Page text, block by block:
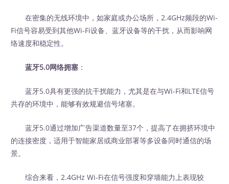
在密集的无线环境中，如家庭或办公场所，2.4GHz频段的Wi-
Fi信号容易受到其他Wi-Fi设备、蓝牙设备等的干扰，从而影响网
络速度和稳定性。
蓝牙5.0网络拥塞 ：
蓝牙5.0具有更强的抗干扰能力，尤其是在与Wi-Fi和LTE信号
共存的环境中，能够有效规避信号堵塞。
蓝牙5.0通过增加广告渠道数量至37个，提高了在拥挤环境中
的连接密度，适用于智能家居或商业部署等多设备同时通信的场
景。
综合来看，2.4GHz Wi-Fi在信号强度和穿墙能力上表现较